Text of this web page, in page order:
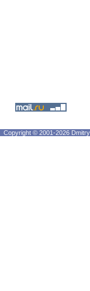
Copyright © 2001-2026